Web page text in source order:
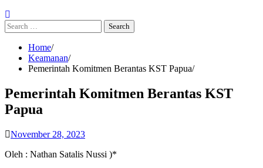
Search
for:
Home
Keamanan
Pemerintah Komitmen Berantas KST Papua
Pemerintah Komitmen Berantas KST
Papua
November 28, 2023
Oleh : Nathan Satalis Nussi )*